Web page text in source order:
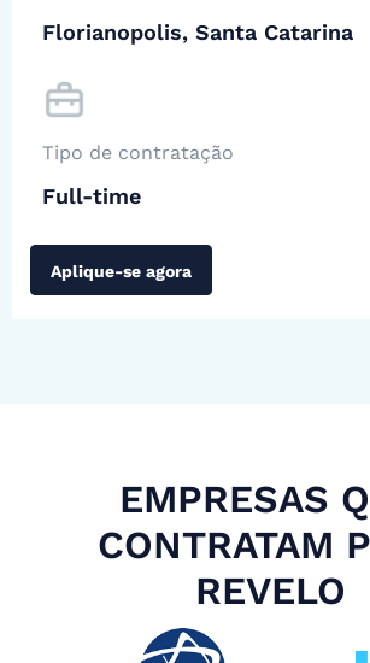
Florianopolis, Santa Catarina
Tipo de contratação
Full-time
Aplique-se agora
EMPRESAS
CONTRATAM
REVELO